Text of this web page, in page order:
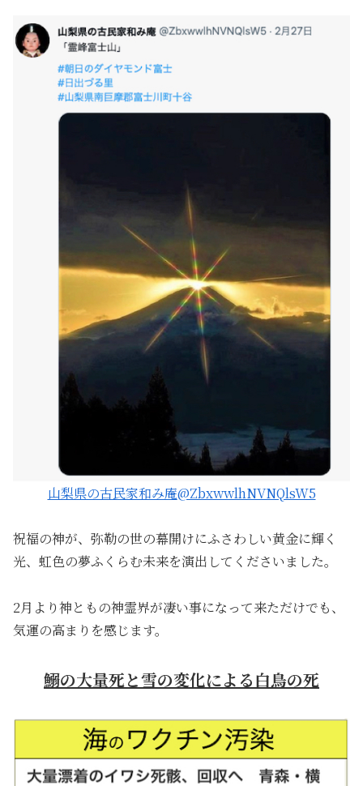
山梨県の古民家和み庵@ZbxwwlhNVNQlsW5
祝福の神が、弥勒の世の幕開けにふさわしい黄金に輝く
光、虹色の夢ふくらむ未来を演出してくださいました。
2月より神ともの神霊界が凄い事になって来ただけでも、
気運の高まりを感じます。
鰯の大量死と雪の変化による白鳥の死